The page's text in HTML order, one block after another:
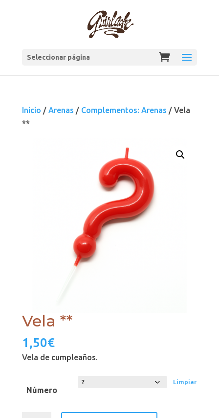
Seleccionar página
Inicio / Arenas / Complementos: Arenas / Vela
**
Vela **
1,50€
Vela de cumpleaños.
Número
Limpiar